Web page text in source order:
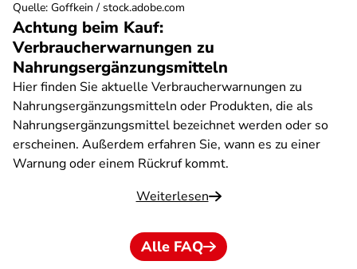
Achtung beim Kauf:
Verbraucherwarnungen zu
Nahrungsergänzungsmitteln
Hier finden Sie aktuelle Verbraucherwarnungen zu
Nahrungsergänzungsmitteln oder Produkten, die als
Nahrungsergänzungsmittel bezeichnet werden oder so
erscheinen. Außerdem erfahren Sie, wann es zu einer
Warnung oder einem Rückruf kommt.
Weiterlesen
Quelle: Goffkein / stock.adobe.com
Alle FAQ